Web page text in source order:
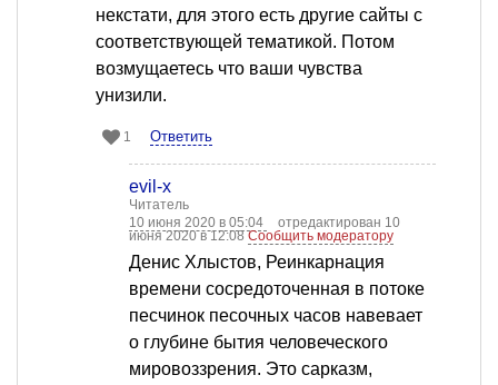
некстати, для этого есть другие сайты с
соответствующей тематикой. Потом
возмущаетесь что ваши чувства
унизили.
1 Ответить
evil-x
Читатель
10 июня 2020 в 05:04
отредактирован 10
июня 2020 в 12:08Сообщить модератору
Денис Хлыстов, Реинкарнация
времени сосредоточенная в потоке
песчинок песочных часов навевает
о глубине бытия человеческого
мировоззрения. Это сарказм,